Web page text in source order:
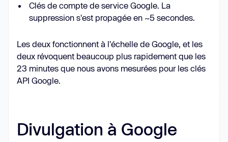
Clés de compte de service Google. La
suppression s'est propagée en ~5 secondes.
Les deux fonctionnent à l'échelle de Google, et les
deux révoquent beaucoup plus rapidement que les
23 minutes que nous avons mesurées pour les clés
API Google.
Divulgation à Google